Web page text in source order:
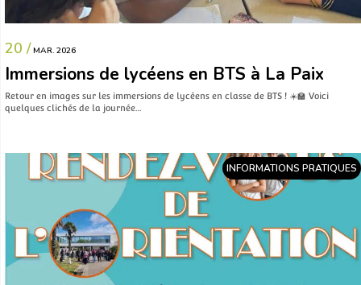
20 / MAR. 2026
Immersions de lycéens en BTS à La Paix
Retour en images sur les immersions de lycéens en classe de BTS ! ☀️🏫 Voici
quelques clichés de la journée…
INFORMATIONS PRATIQUES